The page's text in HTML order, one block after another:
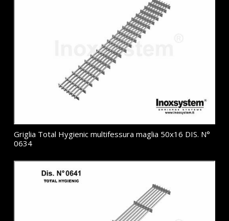
Griglia Total Hygienic multifessura maglia 50x16 DIS. N°
0634